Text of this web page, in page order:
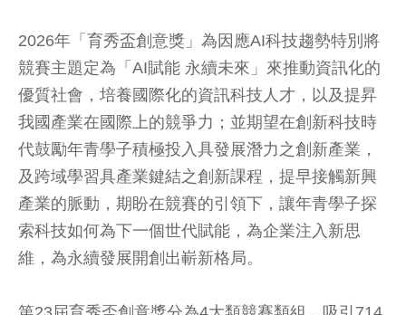
2026年「育秀盃創意獎」為因應AI科技趨勢特別將
競賽主題定為「AI賦能 永續未來」來推動資訊化的
優質社會，培養國際化的資訊科技人才，以及提昇
我國產業在國際上的競爭力；並期望在創新科技時
代鼓勵年青學子積極投入具發展潛力之創新產業，
及跨域學習具產業鍵結之創新課程，提早接觸新興
產業的脈動，期盼在競賽的引領下，讓年青學子探
索科技如何為下一個世代賦能，為企業注入新思
維，為永續發展開創出嶄新格局。